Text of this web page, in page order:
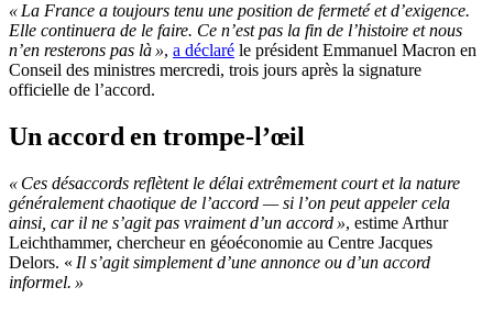
« La France a toujours tenu une position de fermeté et d’exigence.
Elle continuera de le faire. Ce n’est pas la fin de l’histoire et nous
n’en resterons pas là », a déclaré le président Emmanuel Macron en
Conseil des ministres mercredi, trois jours après la signature
officielle de l’accord.
Un accord en trompe-l’œil
« Ces désaccords reflètent le délai extrêmement court et la nature
généralement chaotique de l’accord — si l’on peut appeler cela
ainsi, car il ne s’agit pas vraiment d’un accord », estime Arthur
Leichthammer, chercheur en géoéconomie au Centre Jacques
Delors. « Il s’agit simplement d’une annonce ou d’un accord
informel. »